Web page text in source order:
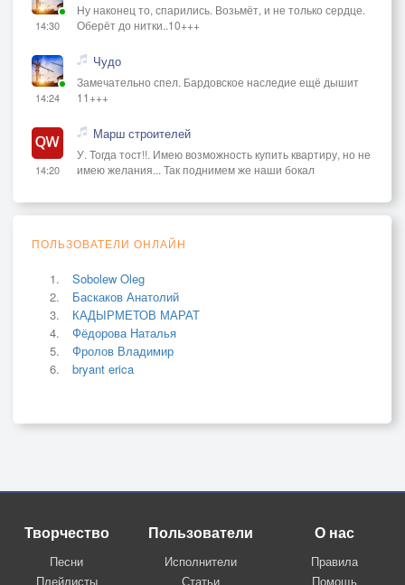
14:30
Ну наконец то, спарились. Возьмёт, и не только сердце.
Оберёт до нитки..10+++
14:24
Чудо
Замечательно спел. Бардовское наследие ещё дышит
11+++
14:20
Марш строителей
У. Тогда тост!!. Имею возможность купить квартиру, но не
имею желания... Так поднимем же наши бокал
ПОЛЬЗОВАТЕЛИ ОНЛАЙН
Sobolew Oleg
Баскаков Анатолий
КАДЫРМЕТОВ МАРАТ
Фёдорова Наталья
Фролов Владимир
bryant erica
Творчество
Песни
Плейлисты
Пользователи
Исполнители
Статьи
О нас
Правила
Помощь